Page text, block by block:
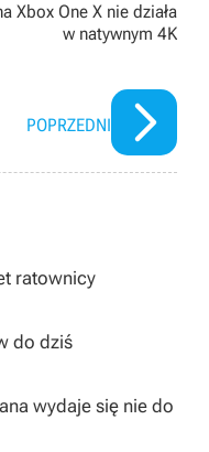
Xbox One X nie działa
w natywnym 4K
POPRZEDNI
ratownicy
do dziś
wydaje się nie do